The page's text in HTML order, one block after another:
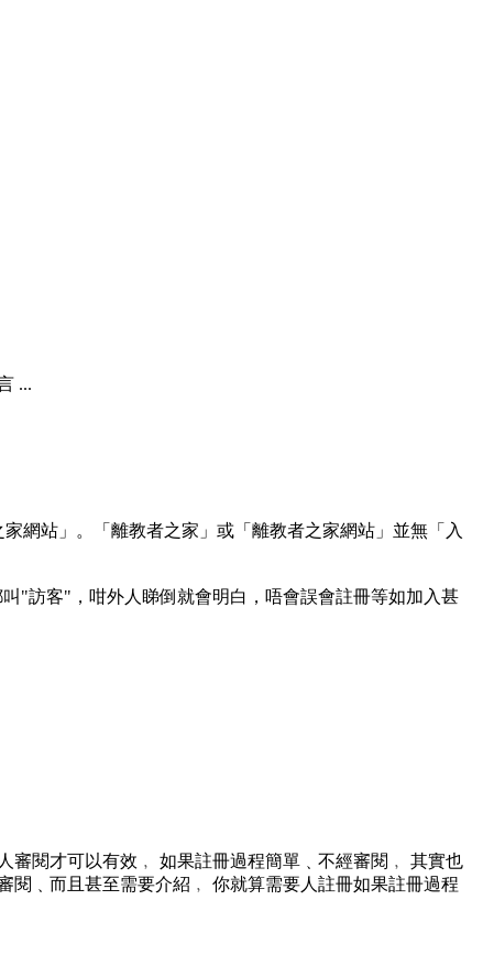
...
網站」。「離教者之家」或「離教者之家網站」並無「入
"訪客"，咁外人睇倒就會明白，唔會誤會註冊等如加入甚
審閱才可以有效﹐ 如果註冊過程簡單﹑不經審閱﹐ 其實也
閱﹑而且甚至需要介紹﹐ 你就算需要人註冊如果註冊過程